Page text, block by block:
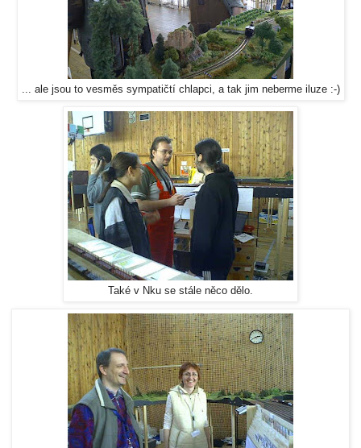
... ale jsou to vesměs sympatičtí chlapci, a tak jim neberme iluze :-)
Také v Nku se stále něco dělo.